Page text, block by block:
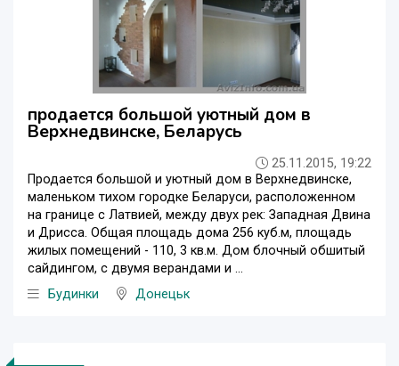
продается большой уютный дом в
Верхнедвинске, Беларусь
25.11.2015, 19:22
Продается большой и уютный дом в Верхнедвинске,
маленьком тихом городке Беларуси, расположенном
на границе с Латвией, между двух рек: Западная Двина
и Дрисса. Общая площадь дома 256 куб.м, площадь
жилых помещений - 110, 3 кв.м. Дом блочный обшитый
сайдингом, с двумя верандами и ...
Будинки
Донецьк